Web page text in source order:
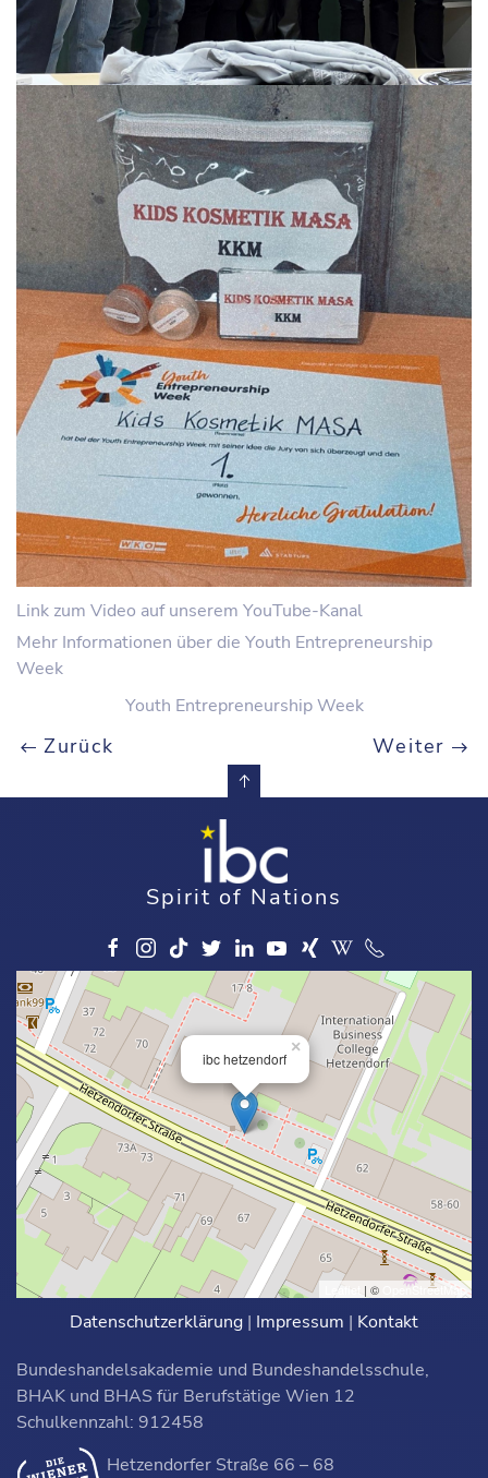
Link zum Video auf unserem YouTube-Kanal
Mehr Informationen über die Youth Entrepreneurship
Week
Youth Entrepreneurship Week
Zurück Weiter
Spirit of Nations
ibc hetzendorf
×
Leaflet | © OpenStreetMap
Datenschutzerklärung | Impressum | Kontakt
Bundeshandelsakademie und Bundeshandelsschule,
BHAK und BHAS für Berufstätige Wien 12
Schulkennzahl: 912458
Hetzendorfer Straße 66 – 68